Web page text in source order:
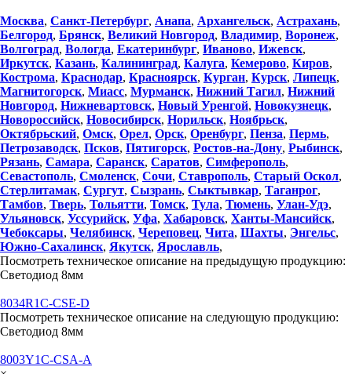
Москва, Санкт-Петербург, Анапа, Архангельск, Астрахань,
Белгород, Брянск, Великий Новгород, Владимир, Воронеж,
Волгоград, Вологда, Екатеринбург, Иваново, Ижевск,
Иркутск, Казань, Калининград, Калуга, Кемерово, Киров,
Кострома, Краснодар, Красноярск, Курган, Курск, Липецк,
Магнитогорск, Миасс, Мурманск, Нижний Тагил, Нижний
Новгород, Нижневартовск, Новый Уренгой, Новокузнецк,
Новороссийск, Новосибирск, Норильск, Ноябрьск,
Октябрьский, Омск, Орел, Орск, Оренбург, Пенза, Пермь,
Петрозаводск, Псков, Пятигорск, Ростов-на-Дону, Рыбинск,
Рязань, Самара, Саранск, Саратов, Симферополь,
Севастополь, Смоленск, Сочи, Ставрополь, Старый Оскол,
Стерлитамак, Сургут, Сызрань, Сыктывкар, Таганрог,
Тамбов, Тверь, Тольятти, Томск, Тула, Тюмень, Улан-Удэ,
Ульяновск, Уссурийск, Уфа, Хабаровск, Ханты-Мансийск,
Чебоксары, Челябинск, Череповец, Чита, Шахты, Энгельс,
Южно-Сахалинск, Якутск, Ярославль,
Посмотреть техническое описание на предыдущую продукцию:
Светодиод 8мм
8034R1C-CSE-D
Посмотреть техническое описание на следующую продукцию:
Светодиод 8мм
8003Y1C-CSA-A